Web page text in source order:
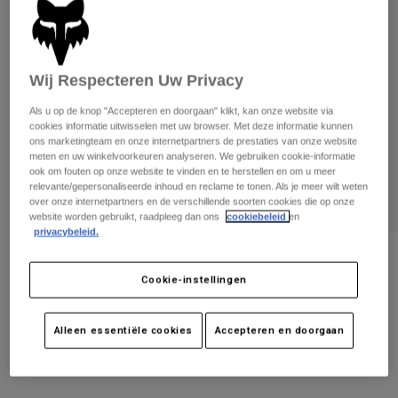
Broeken
Korte broeken
Jassen
Handschoenen
Beschermingen
Sokken
Broeken
Jassen
Protections
Brillen
Sokken
Tassen & Accessoires
Overhemden
Alles bekijken
Women
T-Shirts & Tops
Hoodies en truien
Jassen
Youth
Beschermers
Brillen
Socks
Moto
Helmen
Shirts
Pants
Boots
Beschermers
Gloves
Brillen
Women's Fox X Kawi Tee Voor Dames
Artikelnummer30787
Price reduced from
€ 34,99to € 17,50 50% OFF
Wij Respecteren Uw Privacy
Als u op de knop "Accepteren en doorgaan" klikt, kan onze website via
cookies informatie uitwisselen met uw browser. Met deze informatie kunnen
ons marketingteam en onze internetpartners de prestaties van onze website
meten en uw winkelvoorkeuren analyseren. We gebruiken cookie-informatie
ook om fouten op onze website te vinden en te herstellen en om u meer
relevante/gepersonaliseerde inhoud en reclame te tonen. Als je meer wilt weten
over onze internetpartners en de verschillende soorten cookies die op onze
website worden gebruikt, raadpleeg dan ons
cookiebeleid en
privacybeleid.
Cookie-instellingen
Alleen essentiële cookies Accepteren en doorgaan